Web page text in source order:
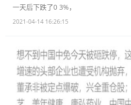
一天后下跌了0 3%，
2021-04-14 16:26:15